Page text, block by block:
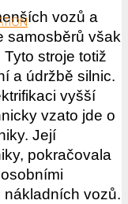
vozů a
samosběrů však
stroje totiž
a údržbě silnic.
vyšší
vzato jde o
Její
pokračovala
vozů.